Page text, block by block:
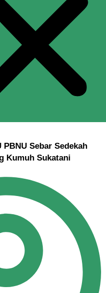
PBNU Sebar Sedekah
Kumuh Sukatani